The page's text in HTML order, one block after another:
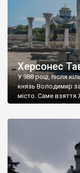
Херсонес
У 988 році, після
князь Володимир
місто. Саме
диктувати свої
Херсонесі
А потім було